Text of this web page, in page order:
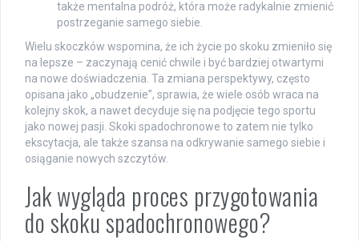
także mentalna podróż, która może radykalnie zmienić
postrzeganie samego siebie.
Wielu skoczków wspomina, że ich życie po skoku zmieniło się
na lepsze – zaczynają cenić chwile i być bardziej otwartymi
na nowe doświadczenia. Ta zmiana perspektywy, często
opisana jako „obudzenie”, sprawia, że wiele osób wraca na
kolejny skok, a nawet decyduje się na podjęcie tego sportu
jako nowej pasji. Skoki spadochronowe to zatem nie tylko
ekscytacja, ale także szansa na odkrywanie samego siebie i
osiąganie nowych szczytów.
Jak wygląda proces przygotowania
do skoku spadochronowego?